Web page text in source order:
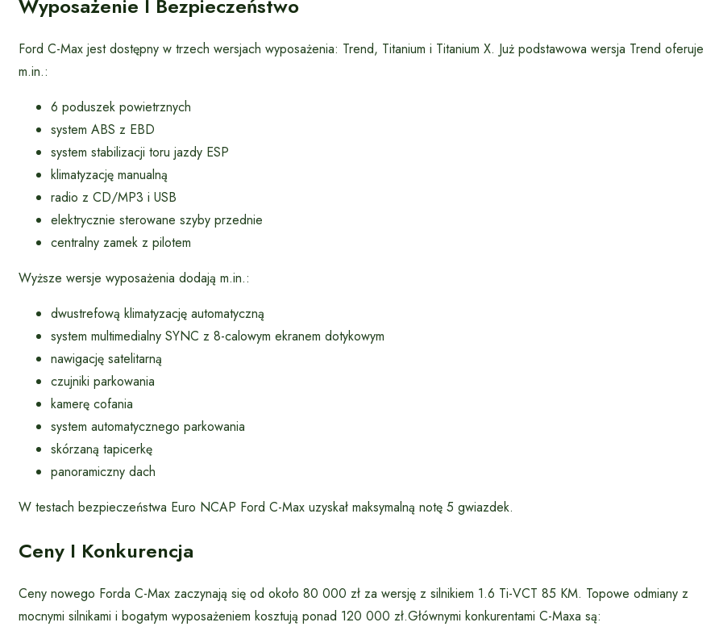
Wyposażenie I Bezpieczeństwo
Ford C-Max jest dostępny w trzech wersjach wyposażenia: Trend, Titanium i Titanium X. Już podstawowa wersja Trend oferuje
m.in.:
6 poduszek powietrznych
system ABS z EBD
system stabilizacji toru jazdy ESP
klimatyzację manualną
radio z CD/MP3 i USB
elektrycznie sterowane szyby przednie
centralny zamek z pilotem
Wyższe wersje wyposażenia dodają m.in.:
dwustrefową klimatyzację automatyczną
system multimedialny SYNC z 8-calowym ekranem dotykowym
nawigację satelitarną
czujniki parkowania
kamerę cofania
system automatycznego parkowania
skórzaną tapicerkę
panoramiczny dach
W testach bezpieczeństwa Euro NCAP Ford C-Max uzyskał maksymalną notę 5 gwiazdek.
Ceny I Konkurencja
Ceny nowego Forda C-Max zaczynają się od około 80 000 zł za wersję z silnikiem 1.6 Ti-VCT 85 KM. Topowe odmiany z
mocnymi silnikami i bogatym wyposażeniem kosztują ponad 120 000 zł.Głównymi konkurentami C-Maxa są: